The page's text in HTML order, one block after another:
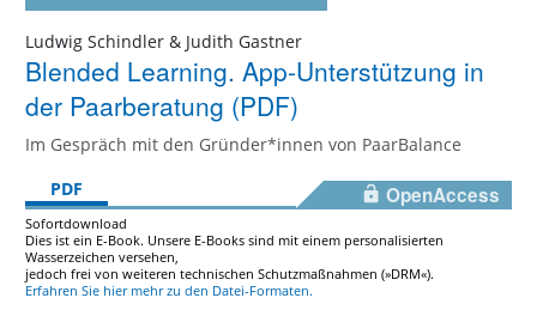
Ludwig Schindler & Judith Gastner
Blended Learning. App-Unterstützung in
der Paarberatung (PDF)
Im Gespräch mit den Gründer*innen von PaarBalance
PDF
OpenAccess
Sofortdownload
Dies ist ein E-Book. Unsere E-Books sind mit einem personalisierten
Wasserzeichen versehen,
jedoch frei von weiteren technischen Schutzmaßnahmen (»DRM«).
Erfahren Sie hier mehr zu den Datei-Formaten.